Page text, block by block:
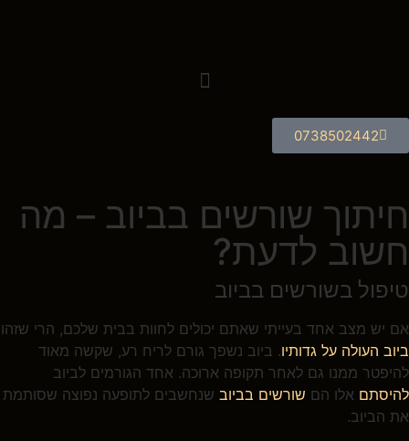
0738502442
חיתוך שורשים בביוב – מה
חשוב לדעת?
טיפול בשורשים בביוב
אם יש מצב אחד בעייתי שאתם יכולים לחוות בבית שלכם, הרי שזהו
ביוב העולה על גדותיו. ביוב נשפך גורם לריח רע, שקשה מאוד
להיפטר ממנו גם לאחר תקופה ארוכה. אחד הגורמים לביוב
להיסתם אלו הם שורשים בביוב שנחשבים לתופעה נפוצה שסותמת
את הביוב.